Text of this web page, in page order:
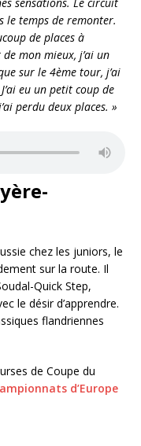
le temps de remonter.
de places à
mon mieux, j’ai un
sur le 4ème tour, j’ai
eu un petit coup de
perdu deux places. »
chez les juniors, le
sur la route. Il
Quick Step,
le désir d’apprendre.
flandriennes
de Coupe du
d’Europe